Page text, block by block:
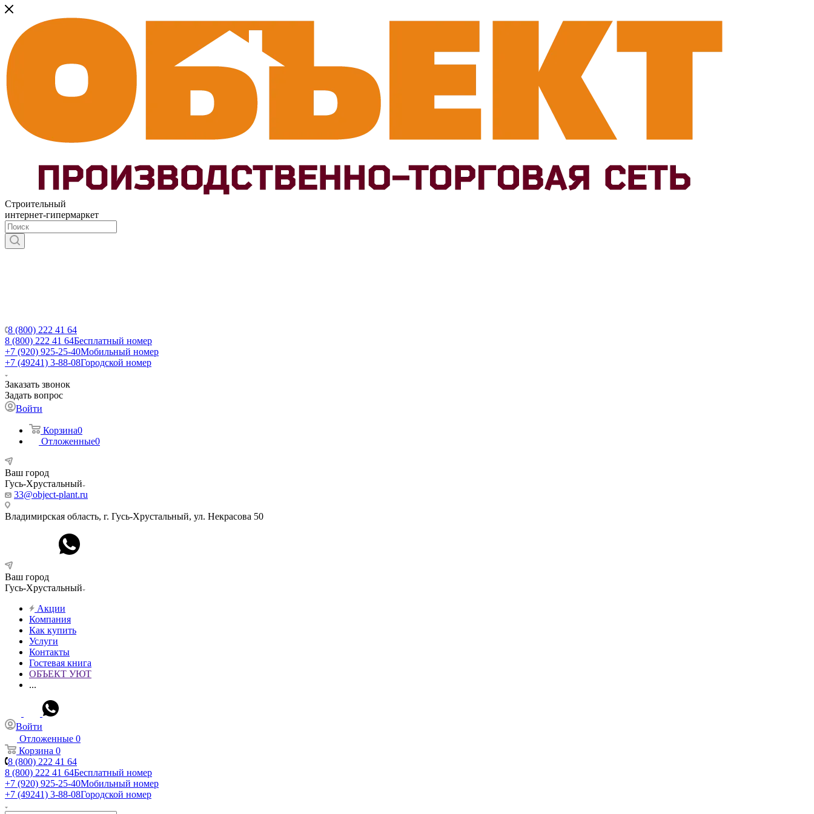
Строительный
интернет-гипермаркет
8 (800) 222 41 64
8 (800) 222 41 64Бесплатный номер
+7 (920) 925-25-40Мобильный номер
+7 (49241) 3-88-08Городской номер
Заказать звонок
Задать вопрос
Войти
Корзина0
Отложенные0
Ваш город
Гусь-Хрустальный
33@object-plant.ru
Владимирская область, г. Гусь-Хрустальный, ул. Некрасова 50
Ваш город
Гусь-Хрустальный
Акции
Компания
Как купить
Услуги
Контакты
Гостевая книга
ОБЪЕКТ УЮТ
...
Войти
Отложенные 0
Корзина 0
8 (800) 222 41 64
8 (800) 222 41 64Бесплатный номер
+7 (920) 925-25-40Мобильный номер
+7 (49241) 3-88-08Городской номер